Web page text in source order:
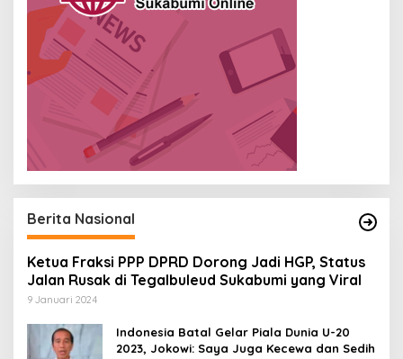
Berita Nasional
Ketua Fraksi PPP DPRD Dorong Jadi HGP, Status
Jalan Rusak di Tegalbuleud Sukabumi yang Viral
9 Januari 2024
Indonesia Batal Gelar Piala Dunia U-20
2023, Jokowi: Saya Juga Kecewa dan Sedih